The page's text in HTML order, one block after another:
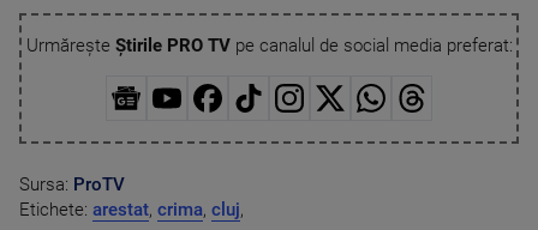
Urmărește Știrile PRO TVpe canalul de social media preferat:
Sursa: ProTV
Etichete: arestat, crima, cluj,